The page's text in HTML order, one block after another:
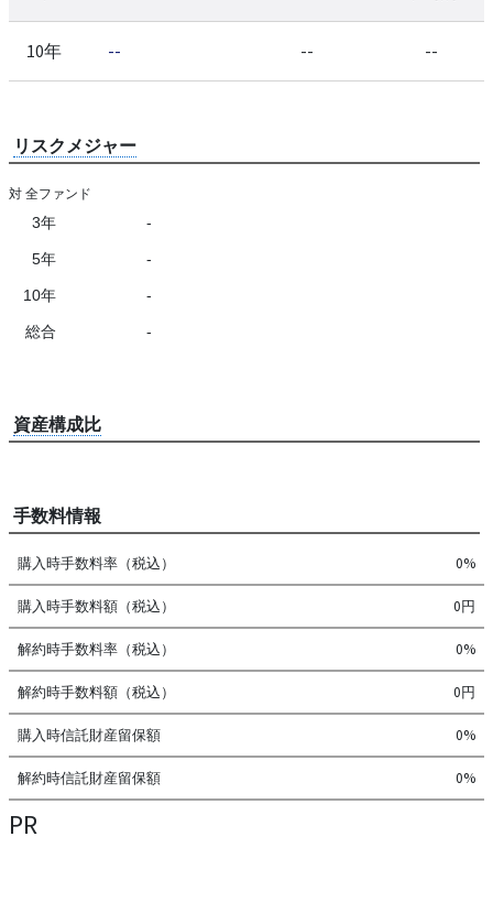
10年 -- -- --
リスクメジャー
対 全ファンド
3年 -
5年 -
10年 -
総合 -
資産構成比
手数料情報
購入時手数料率（税込） 0%
購入時手数料額（税込） 0円
解約時手数料率（税込） 0%
解約時手数料額（税込） 0円
購入時信託財産留保額 0%
解約時信託財産留保額 0%
PR